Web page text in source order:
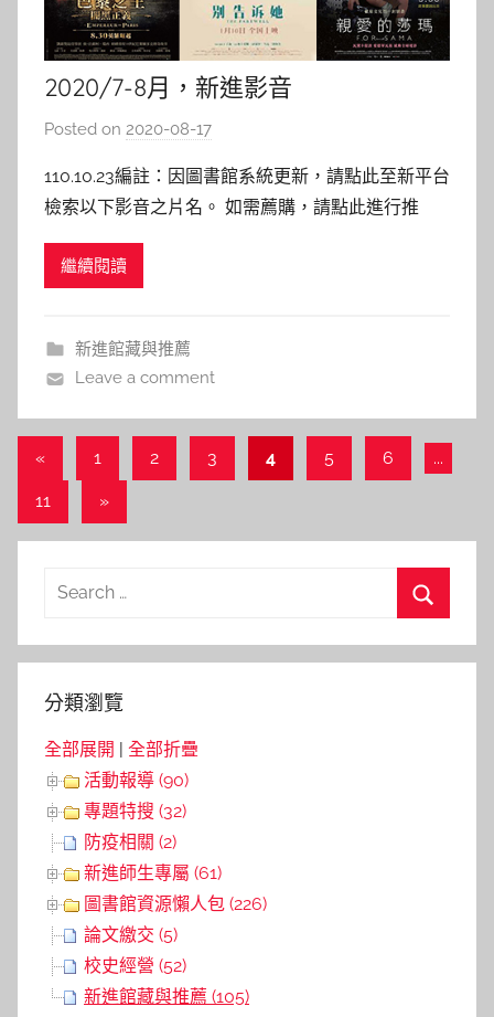
2020/7-8月，新進影音
Posted on 2020-08-17
c
a
110.10.23編註：因圖書館系統更新，請點此至新平台
檢索以下影音之片名。 如需薦購，請點此進行推
薦。 109年7-8月影音資料新入藏！ 點選片名即可連
結圖書館館藏目錄，若已被外借，歡迎預約等候！
繼續閱讀
新進館藏與推薦
Leave a comment
文
章
導
«Previous
Posts
1 2 3 4 5 6 ...
11
Next
»
Search
分類瀏覽
全部展開 | 全部折疊
活動報導 (90)
專題特搜 (32)
防疫相關 (2)
新進師生專屬 (61)
圖書館資源懶人包 (226)
論文繳交 (5)
校史經營 (52)
新進館藏與推薦 (105)